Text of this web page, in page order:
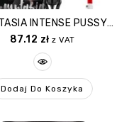
TEMPTASIA INTENSE PUSSY PUMP SYSTEM
87.12 zł z VAT
Dodaj Do Koszyka